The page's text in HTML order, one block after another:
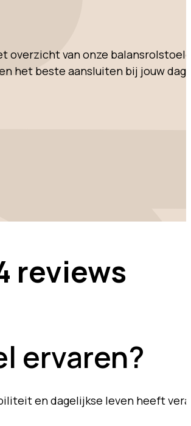
overzicht van onze
het beste aansluiten bij jouw
reviews
ervaren?
en dagelijkse leven heeft